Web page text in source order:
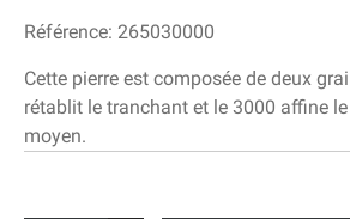
Référence: 265030000
Cette pierre est composée de deux
rétablit le tranchant et le 3000 affine
moyen.